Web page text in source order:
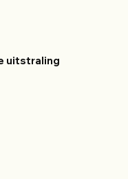
uitstraling